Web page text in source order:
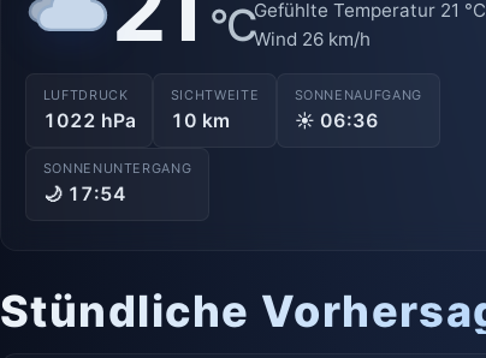
°CGefühlte Temperatur 21 °C
Wind 26 km/h
LUFTDRUCK
1022 hPa
SICHTWEITE
10 km
SONNENAUFGANG
☀ 06:36
SONNENUNTERGANG
🌙 17:54
Stündliche